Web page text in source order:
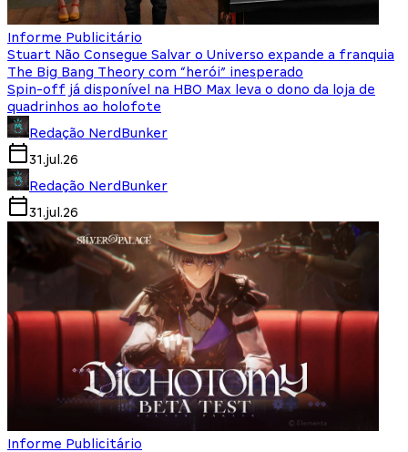
Informe Publicitário
Stuart Não Consegue Salvar o Universo expande a franquia
The Big Bang Theory com “herói” inesperado
Spin-off já disponível na HBO Max leva o dono da loja de
quadrinhos ao holofote
Redação NerdBunker
31.jul.26
Redação NerdBunker
31.jul.26
Informe Publicitário